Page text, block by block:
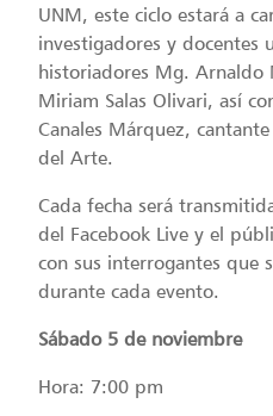
UNM, este ciclo estará a
investigadores y docentes
historiadores Mg. Arnaldo
Miriam Salas Olivari, así
Canales Márquez,
del Arte.
Cada fecha será
del Facebook Live y el
con sus interrogantes que
durante cada evento.
Sábado 5 de noviembre
Hora: 7:00 pm